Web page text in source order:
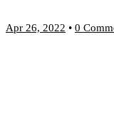
Apr 26, 2022 • 0